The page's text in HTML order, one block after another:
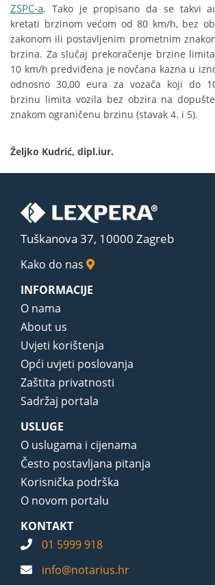
ZSPC-a. Tako je propisano da se takvi
kretati brzinom većom od 80 km/h, bez
zakonom ili postavljenim prometnim
brzina. Za slučaj prekoračenje brzine
10 km/h predviđena je novčana kazna u
odnosno 30,00 eura za vozača koji do
brzinu limita vozila bez obzira na
znakom ograničenu brzinu (stavak 4. i 5).
Željko Kudrić, dipl.iur.
Tuškanova 37, 10000 Zagreb
Kako do nas
INFORMACIJE
O nama
About us
Uvjeti korištenja
Opći uvjeti poslovanja
Zaštita privatnosti
Sadržaj portala
USLUGE
O uslugama i cijenama
Često postavljana pitanja
Korisnička podrška
O novom portalu
KONTAKT
01 5999 918
info@notarius.hr